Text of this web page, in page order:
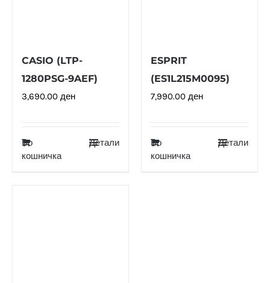
CASIO (LTP-
1280PSG-9AEF)
3,690.00 ден
Во
кошничка
Детали
ESPRIT
(ES1L215M0095)
7,990.00 ден
Во
кошничка
Детали